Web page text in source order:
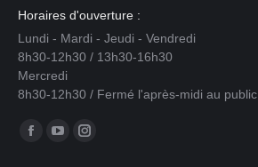
Horaires d'ouverture :
Lundi - Mardi - Jeudi - Vendredi
8h30-12h30 / 13h30-16h30
Mercredi
8h30-12h30 / Fermé l'après-midi au public
Trouvez nous sur :
Facebook
YouTubeInstagram